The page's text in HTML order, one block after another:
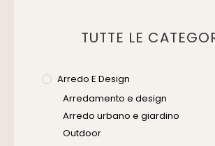
TUTTE LE
Arredo E Design
Arredamento e design
Arredo urbano e giardino
Outdoor